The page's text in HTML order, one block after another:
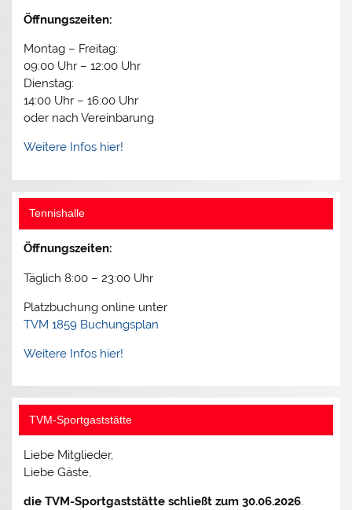
Öffnungszeiten:
Montag – Freitag:
09:00 Uhr – 12:00 Uhr
Dienstag:
14:00 Uhr – 16:00 Uhr
oder nach Vereinbarung
Weitere Infos hier!
Tennishalle
Öffnungszeiten:
Täglich 8:00 – 23:00 Uhr
Platzbuchung online unter
TVM 1859 Buchungsplan
Weitere Infos hier!
TVM-Sportgaststätte
Liebe Mitglieder,
Liebe Gäste,
die TVM-Sportgaststätte schließt zum 30.06.2026.